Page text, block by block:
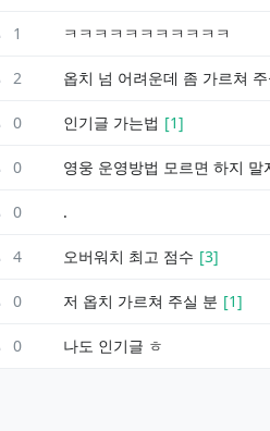
1 ㅋㅋㅋㅋㅋㅋㅋㅋㅋㅋㅋ
2 옵치 넘 어려운데 좀 가르쳐
0 인기글 가는법 [1]
0 영웅 운영방법 모르면 하지 말
0 .
4 오버워치 최고 점수 [3]
0 저 옵치 가르쳐 주실 분 [1]
0 나도 인기글 ㅎ